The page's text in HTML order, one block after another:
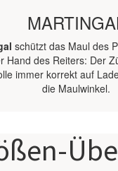
schützt das Maul des
Hand des Reiters: Der
immer korrekt auf
die Maulwinkel.